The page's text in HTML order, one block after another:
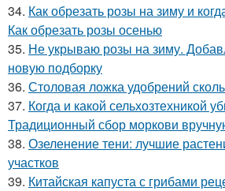
34. Как обрезать розы на зиму и
Как обрезать розы осенью
35. Не укрываю розы на зиму.
новую подборку
36. Столовая ложка удобрений
37. Когда и какой сельхозтехникой
Традиционный сбор моркови
38. Озеленение тени: лучшие
участков
39. Китайская капуста с грибами